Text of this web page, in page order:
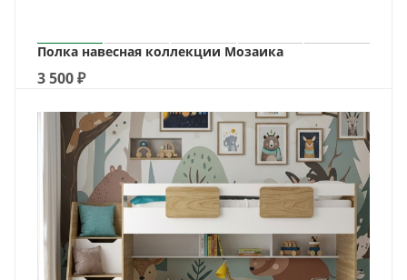
Полка навесная коллекции Мозаика
3 500₽